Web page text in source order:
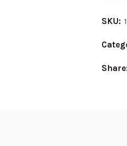
SKU:
Share